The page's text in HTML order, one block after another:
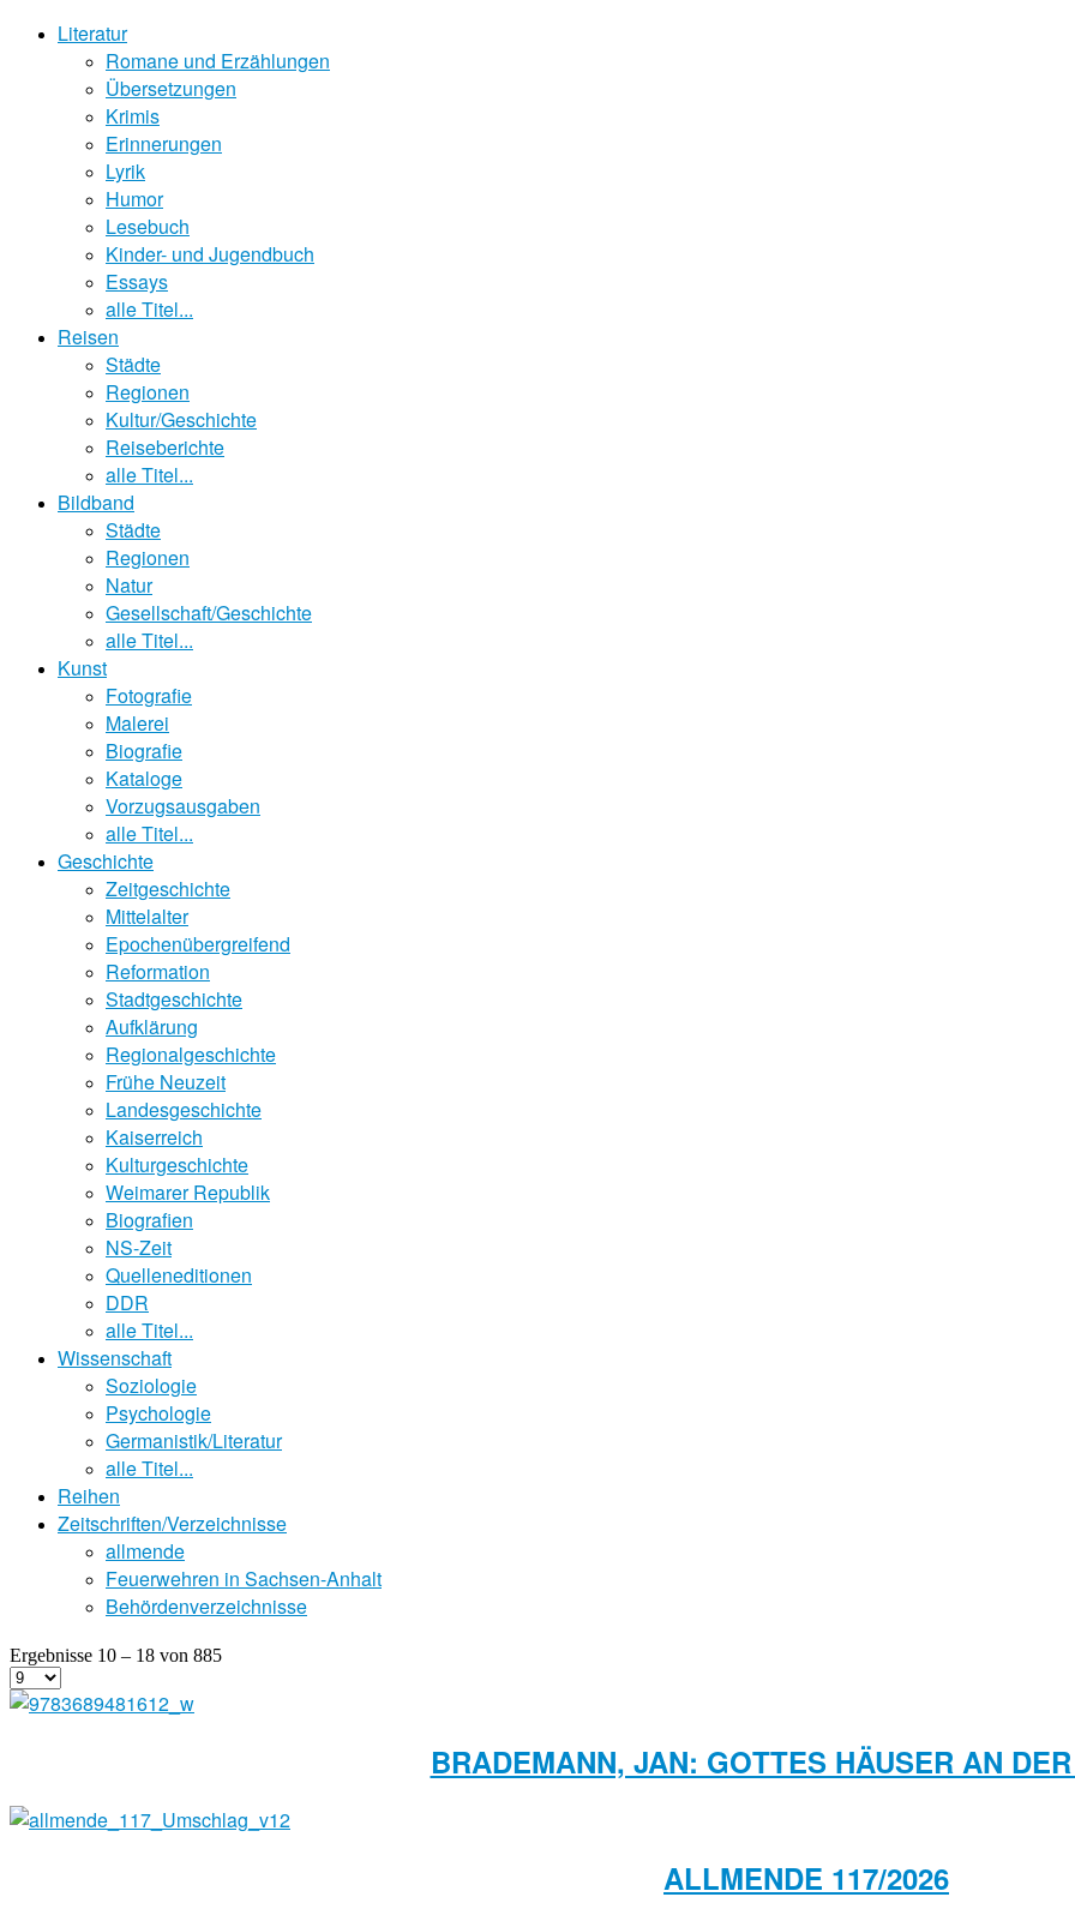
Literatur
Romane und Erzählungen
Übersetzungen
Krimis
Erinnerungen
Lyrik
Humor
Lesebuch
Kinder- und Jugendbuch
Essays
alle Titel...
Reisen
Städte
Regionen
Kultur/Geschichte
Reiseberichte
alle Titel...
Bildband
Städte
Regionen
Natur
Gesellschaft/Geschichte
alle Titel...
Kunst
Fotografie
Malerei
Biografie
Kataloge
Vorzugsausgaben
alle Titel...
Geschichte
Zeitgeschichte
Mittelalter
Epochenübergreifend
Reformation
Stadtgeschichte
Aufklärung
Regionalgeschichte
Frühe Neuzeit
Landesgeschichte
Kaiserreich
Kulturgeschichte
Weimarer Republik
Biografien
NS-Zeit
Quelleneditionen
DDR
alle Titel...
Wissenschaft
Soziologie
Psychologie
Germanistik/Literatur
alle Titel...
Reihen
Zeitschriften/Verzeichnisse
allmende
Feuerwehren in Sachsen-Anhalt
Behördenverzeichnisse
Ergebnisse 10 – 18 von 885
BRADEMANN, JAN: GOTTES HÄUSER AN
ALLMENDE 117/2026